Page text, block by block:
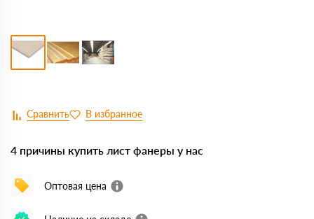
4 причины купить лист фанеры у нас
Оптовая цена